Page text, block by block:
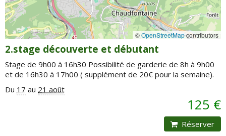
©OpenStreetMapcontributors
2.stage découverte et débutant
Stage de 9h00 à 16h30 Possibilité de garderie de 8h à 9h00
et de 16h30 à 17h00 ( supplément de 20€ pour la semaine).
Du 17 au 21 août
125 €
Réserver